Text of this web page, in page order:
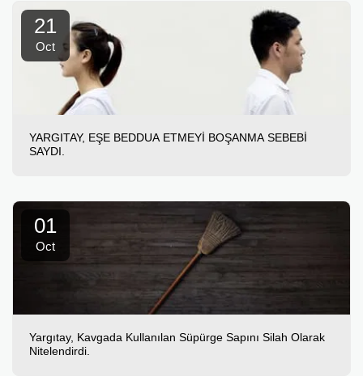
21
Oct
YARGITAY, EŞE BEDDUA ETMEYİ BOŞANMA SEBEBİ
SAYDI.
01
Oct
Yargıtay, Kavgada Kullanılan Süpürge Sapını Silah Olarak
Nitelendirdi.